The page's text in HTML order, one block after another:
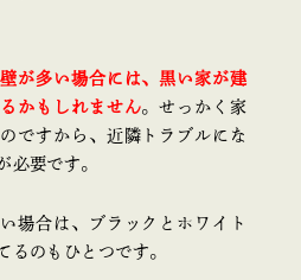
が多い場合には、黒い家が建
かもしれません。せっかく家
ですから、近隣トラブルにな
必要です。
場合は、ブラックとホワイト
るのもひとつです。